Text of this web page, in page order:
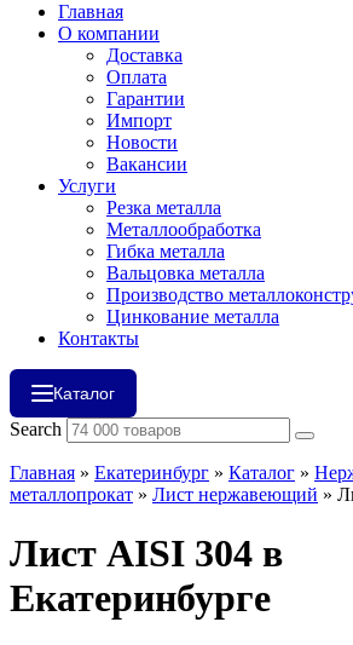
Главная
О компании
Доставка
Оплата
Гарантии
Импорт
Новости
Вакансии
Услуги
Резка металла
Металлообработка
Гибка металла
Вальцовка металла
Производство
Цинкование металла
Контакты
Каталог
Search
Главная » Екатеринбург » Каталог »
металлопрокат » Лист нержавеющий »
Лист AISI 304 в
Екатеринбурге